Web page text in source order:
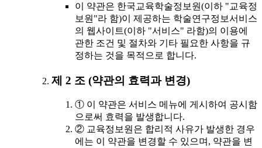
이 약관은 한국교육학술정보원(이하 "교육정
보원"라 함)이 제공하는 학술연구정보서비스
의 웹사이트(이하 "서비스" 라함)의 이용에
관한 조건 및 절차와 기타 필요한 사항을 규
정하는 것을 목적으로 합니다.
제 2 조 (약관의 효력과 변경)
① 이 약관은 서비스 메뉴에 게시하여 공시함
으로써 효력을 발생합니다.
② 교육정보원은 합리적 사유가 발생한 경우
에는 이 약관을 변경할 수 있으며, 약관을 변